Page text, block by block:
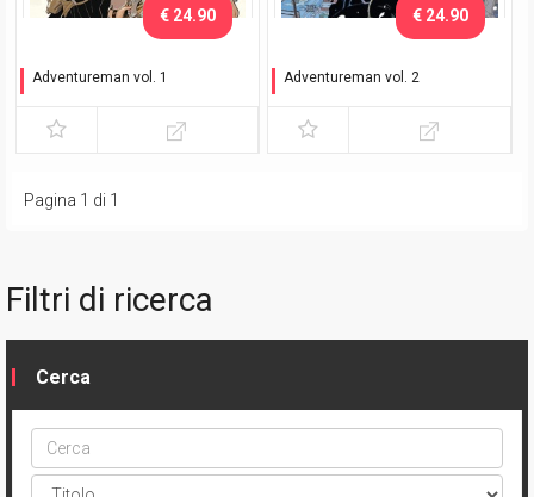
Adventureman vol. 1
succede dopo
€ 24.90
Adventureman vol. 2
€ 24.90
Pagina 1 di 1
Filtri di ricerca
Cerca
Cerca
ptype